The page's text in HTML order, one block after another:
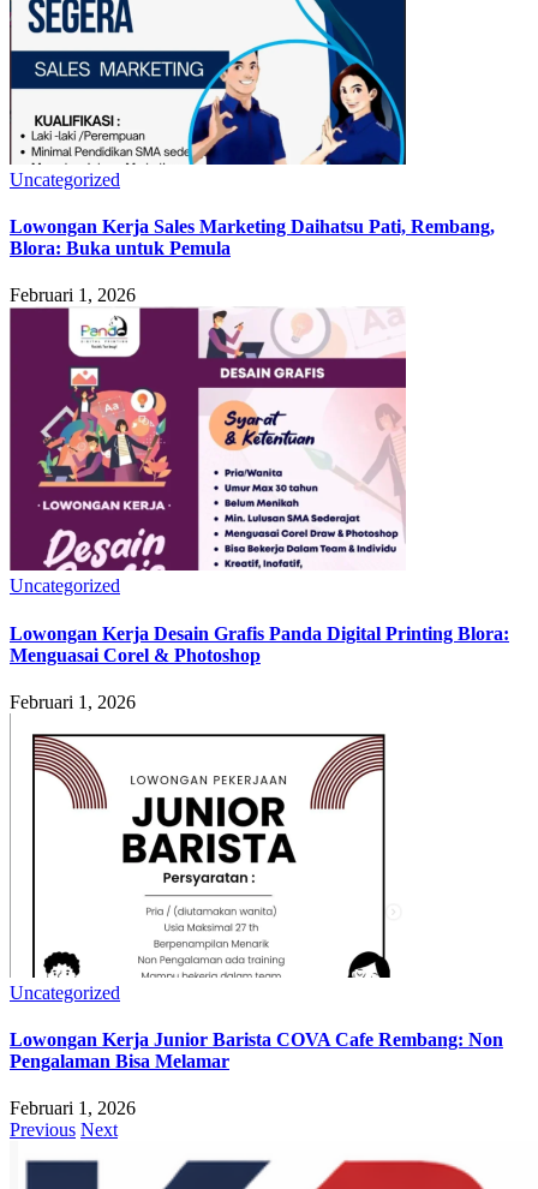
Uncategorized
Lowongan Kerja Sales Marketing Daihatsu Pati, Rembang,
Blora: Buka untuk Pemula
Februari 1, 2026
Uncategorized
Lowongan Kerja Desain Grafis Panda Digital Printing Blora:
Menguasai Corel & Photoshop
Februari 1, 2026
Uncategorized
Lowongan Kerja Junior Barista COVA Cafe Rembang: Non
Pengalaman Bisa Melamar
Februari 1, 2026
Previous Next